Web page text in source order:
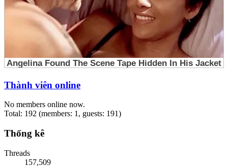
Thành viên online
No members online now.
Total: 192 (members: 1, guests: 191)
Thống kê
Threads
157,509